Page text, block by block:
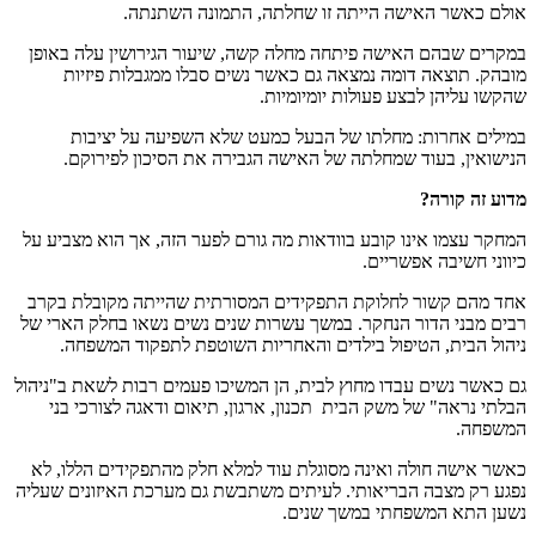
אולם כאשר האישה הייתה זו שחלתה, התמונה השתנתה.
במקרים שבהם האישה פיתחה מחלה קשה, שיעור הגירושין עלה באופן
מובהק. תוצאה דומה נמצאה גם כאשר נשים סבלו ממגבלות פיזיות
שהקשו עליהן לבצע פעולות יומיומיות.
במילים אחרות: מחלתו של הבעל כמעט שלא השפיעה על יציבות
הנישואין, בעוד שמחלתה של האישה הגבירה את הסיכון לפירוקם.
מדוע זה קורה?
המחקר עצמו אינו קובע בוודאות מה גורם לפער הזה, אך הוא מצביע על
כיווני חשיבה אפשריים.
אחד מהם קשור לחלוקת התפקידים המסורתית שהייתה מקובלת בקרב
רבים מבני הדור הנחקר. במשך עשרות שנים נשים נשאו בחלק הארי של
ניהול הבית, הטיפול בילדים והאחריות השוטפת לתפקוד המשפחה.
גם כאשר נשים עבדו מחוץ לבית, הן המשיכו פעמים רבות לשאת ב"ניהול
הבלתי נראה" של משק הבית תכנון, ארגון, תיאום ודאגה לצורכי בני
המשפחה.
כאשר אישה חולה ואינה מסוגלת עוד למלא חלק מהתפקידים הללו, לא
נפגע רק מצבה הבריאותי. לעיתים משתבשת גם מערכת האיזונים שעליה
נשען התא המשפחתי במשך שנים.